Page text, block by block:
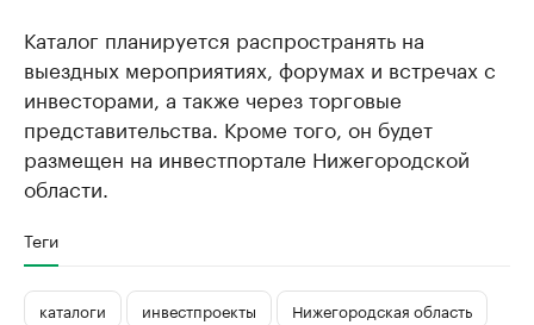
Каталог планируется распространять на
выездных мероприятиях, форумах и встречах с
инвесторами, а также через торговые
представительства. Кроме того, он будет
размещен на инвестпортале Нижегородской
области.
Теги
каталоги инвестпроекты
Нижегородская область